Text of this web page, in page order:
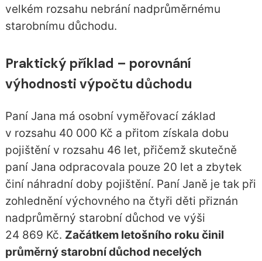
velkém rozsahu nebrání nadprůměrnému
starobnímu důchodu.
Praktický příklad – porovnání
výhodnosti výpočtu důchodu
Paní Jana má osobní vyměřovací základ
v rozsahu 40 000 Kč a přitom získala dobu
pojištění v rozsahu 46 let, přičemž skutečně
paní Jana odpracovala pouze 20 let a zbytek
činí náhradní doby pojištění. Paní Janě je tak při
zohlednění výchovného na čtyři děti přiznán
nadprůměrný starobní důchod ve výši
24 869 Kč. Začátkem letošního roku činil
průměrný starobní důchod necelých